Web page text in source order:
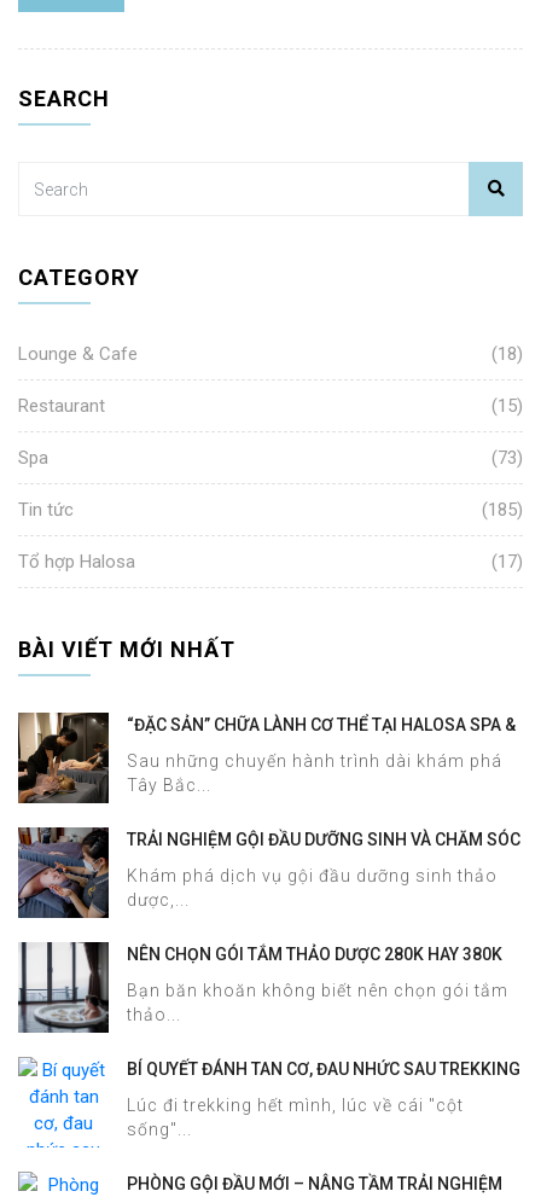
SEARCH
CATEGORY
Lounge & Cafe (18)
Restaurant (15)
Spa (73)
Tin tức (185)
Tổ hợp Halosa (17)
BÀI VIẾT MỚI NHẤT
“ĐẶC SẢN” CHỮA LÀNH CƠ THỂ TẠI HALOSA SPA &
Sau những chuyến hành trình dài khám phá
Tây Bắc...
TRẢI NGHIỆM GỘI ĐẦU DƯỠNG SINH VÀ CHĂM SÓC
Khám phá dịch vụ gội đầu dưỡng sinh thảo
dược,...
NÊN CHỌN GÓI TẮM THẢO DƯỢC 280K HAY 380K
Bạn băn khoăn không biết nên chọn gói tắm
thảo...
BÍ QUYẾT ĐÁNH TAN CƠ, ĐAU NHỨC SAU TREKKING
MASSAGE
Lúc đi trekking hết mình, lúc về cái "cột
sống"...
PHÒNG GỘI ĐẦU MỚI – NÂNG TẦM TRẢI NGHIỆM